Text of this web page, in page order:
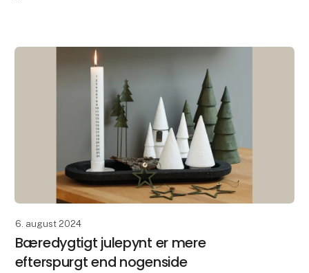
6. august 2024
Bæredygtigt julepynt er mere
efterspurgt end nogenside